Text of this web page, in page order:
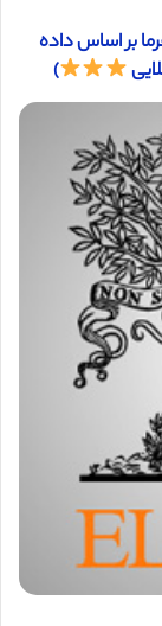
بر اساس داده
)